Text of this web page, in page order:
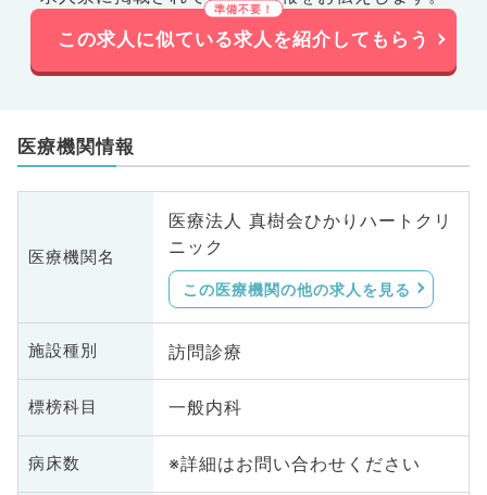
この求人に似ている求人を紹介してもらう
医療機関情報
医療機関名
医療法人 真樹会ひかりハートクリ
ニック
この医療機関の他の求人を見る
施設種別 訪問診療
標榜科目 一般内科
病床数 ※詳細はお問い合わせください